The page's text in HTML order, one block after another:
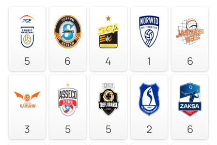
5 6 4 1 6
3 5 5 2 6